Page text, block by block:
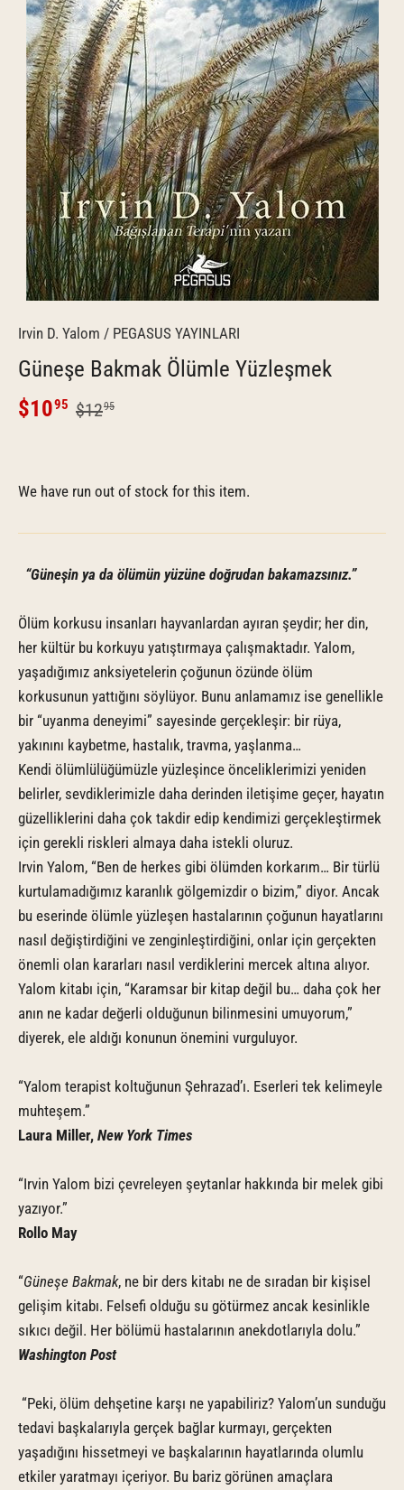
Irvin D. Yalom / PEGASUS YAYINLARI
Güneşe Bakmak Ölümle Yüzleşmek
$1095 $1295
We have run out of stock for this item.
“Güneşin ya da ölümün yüzüne doğrudan bakamazsınız.”
Ölüm korkusu insanları hayvanlardan ayıran şeydir; her din,
her kültür bu korkuyu yatıştırmaya çalışmaktadır. Yalom,
yaşadığımız anksiyetelerin çoğunun özünde ölüm
korkusunun yattığını söylüyor. Bunu anlamamız ise genellikle
bir “uyanma deneyimi” sayesinde gerçekleşir: bir rüya,
yakınını kaybetme, hastalık, travma, yaşlanma…
Kendi ölümlülüğümüzle yüzleşince önceliklerimizi yeniden
belirler, sevdiklerimizle daha derinden iletişime geçer, hayatın
güzelliklerini daha çok takdir edip kendimizi gerçekleştirmek
için gerekli riskleri almaya daha istekli oluruz.
Irvin Yalom, “Ben de herkes gibi ölümden korkarım… Bir türlü
kurtulamadığımız karanlık gölgemizdir o bizim,” diyor. Ancak
bu eserinde ölümle yüzleşen hastalarının çoğunun hayatlarını
nasıl değiştirdiğini ve zenginleştirdiğini, onlar için gerçekten
önemli olan kararları nasıl verdiklerini mercek altına alıyor.
Yalom kitabı için, “Karamsar bir kitap değil bu… daha çok her
anın ne kadar değerli olduğunun bilinmesini umuyorum,”
diyerek, ele aldığı konunun önemini vurguluyor.
“Yalom terapist koltuğunun Şehrazad’ı. Eserleri tek kelimeyle
muhteşem.”
Laura Miller, New York Times
“Irvin Yalom bizi çevreleyen şeytanlar hakkında bir melek gibi
yazıyor.”
Rollo May
“Güneşe Bakmak, ne bir ders kitabı ne de sıradan bir kişisel
gelişim kitabı. Felsefi olduğu su götürmez ancak kesinlikle
sıkıcı değil. Her bölümü hastalarının anekdotlarıyla dolu.”
Washington Post
“Peki, ölüm dehşetine karşı ne yapabiliriz? Yalom’un sunduğu
tedavi başkalarıyla gerçek bağlar kurmayı, gerçekten
yaşadığını hissetmeyi ve başkalarının hayatlarında olumlu
etkiler yaratmayı içeriyor. Bu bariz görünen amaçlara